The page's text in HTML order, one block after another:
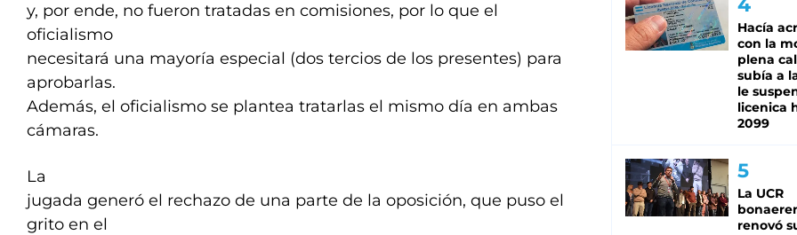
y, por ende, no fueron tratadas en comisiones, por lo que el
oficialismo
necesitará una mayoría especial (dos tercios de los presentes) para
aprobarlas.
Además, el oficialismo se plantea tratarlas el mismo día en ambas
cámaras.
La
jugada generó el rechazo de una parte de la oposición, que puso el
grito en el
Hacía
con la
plena
subía a
le
licenica
2099
La UCR
renovó